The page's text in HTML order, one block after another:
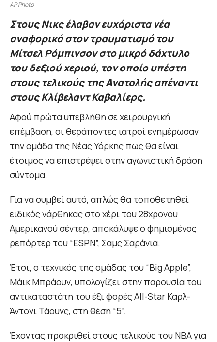
AP Photo
Στους Νικς έλαβαν ευχάριστα νέα
αναφορικά στον τραυματισμό του
Μίτσελ Ρόμπινσον στο μικρό δάχτυλο
του δεξιού χεριού, τον οποίο υπέστη
στους τελικούς της Ανατολής απέναντι
στους Κλίβελαντ Καβαλίερς.
Αφού πρώτα υπεβλήθη σε χειρουργική
επέμβαση, οι θεράποντες ιατροί ενημέρωσαν
την ομάδα της Νέας Υόρκης πως θα είναι
έτοιμος να επιστρέψει στην αγωνιστική δράση
σύντομα.
Για να συμβεί αυτό, απλώς θα τοποθετηθεί
ειδικός νάρθηκας στο χέρι του 28χρονου
Αμερικανού σέντερ, αποκάλυψε ο φημισμένος
ρεπόρτερ του “ESPN”, Σαμς Σαράνια.
Έτσι, o τεχνικός της ομάδας του “Big Apple”,
Mάικ Μπράουν, υπολογίζει στην παρουσία του
αντικαταστάτη του έξι φορές All-Star Καρλ-
Άντονι Τάουνς, στη θέση “5”.
Έχοντας προκριθεί στους τελικούς του NBA για